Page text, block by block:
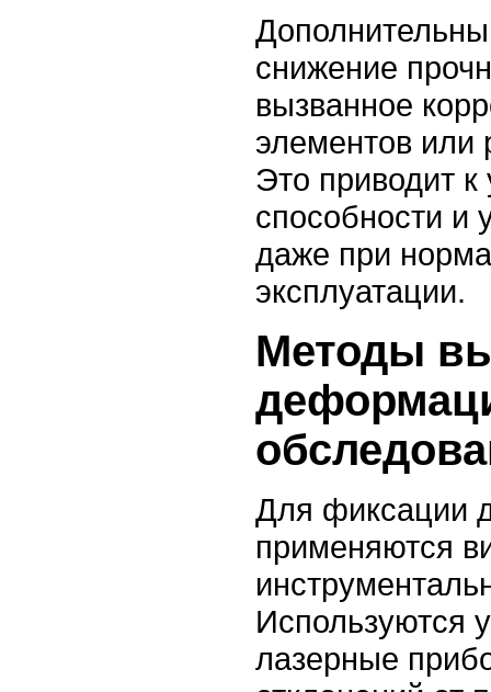
снижение
вызванное
элементов или
Это приводит
способности
даже при
эксплуатации.
Методы
Для фиксации
применяются
Используются
лазерные